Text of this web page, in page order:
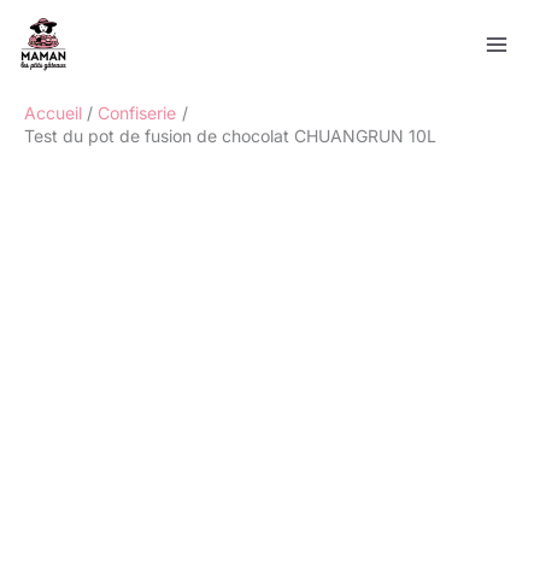
contenu
Accueil
Confiserie
Test du pot de fusion de chocolat CHUANGRUN 10L
Rechercher